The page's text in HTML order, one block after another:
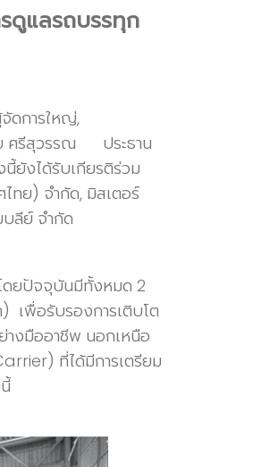
ดูแลรถบรรทุก
รผู้จัดการใหญ่,
ย ศรีสุวรรณ ประธาน
ยังได้รับเกียรติร่วม
ทย) จำกัด, มิสเตอร์
ลีย์ จำกัด
ดยปัจจุบันมีทั้งหมด 2
เพื่อรับรองการเติบโต
างมืออาชีพ นอกเหนือ
ที่ได้มีการเตรียม